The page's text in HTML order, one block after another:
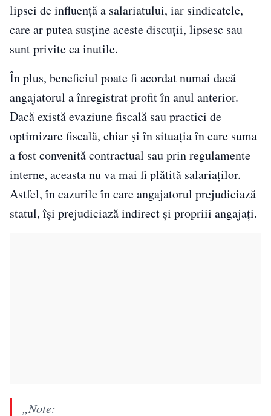
lipsei de influență a salariatului, iar sindicatele,
care ar putea susține aceste discuții, lipsesc sau
sunt privite ca inutile.
În plus, beneficiul poate fi acordat numai dacă
angajatorul a înregistrat profit în anul anterior.
Dacă există evaziune fiscală sau practici de
optimizare fiscală, chiar și în situația în care suma
a fost convenită contractual sau prin regulamente
interne, aceasta nu va mai fi plătită salariaților.
Astfel, în cazurile în care angajatorul prejudiciază
statul, își prejudiciază indirect și propriii angajați.
„Note: